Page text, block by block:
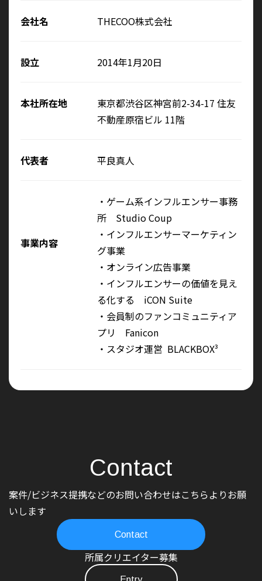
会社名 THECOO株式会社
設立 2014年1月20日
本社所在地
東京都渋谷区神宮前2-34-17 住友
不動産原宿ビル 11階
代表者 平良真人
事業内容
・ゲーム系インフルエンサー事務
所 Studio Coup
・インフルエンサーマーケティン
グ事業
・オンライン広告事業
・インフルエンサーの価値を見え
る化する iCON Suite
・会員制のファンコミュニティア
プリ Fanicon
・スタジオ運営 BLACKBOX³
Contact
案件/ビジネス提携などのお問い合わせはこちらよりお願
いします
Contact
所属クリエイター募集